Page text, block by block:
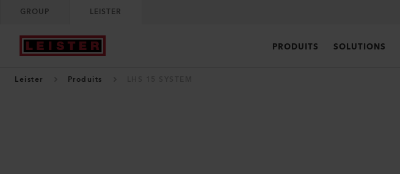
GROUP LEISTER
PRODUITS SOLUTIONS
Leister Produits